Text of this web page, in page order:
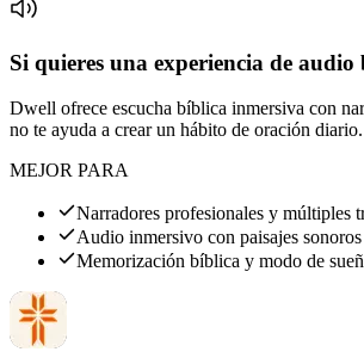
Si quieres una experiencia de audio
Dwell ofrece escucha bíblica inmersiva con
no te ayuda a crear un hábito de oración diario.
MEJOR PARA
Narradores profesionales y múltiples
Audio inmersivo con paisajes
Memorización bíblica y modo de